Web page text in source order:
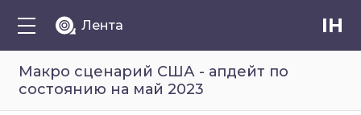
Лента IH
Макро сценарий США - апдейт по
состоянию на май 2023